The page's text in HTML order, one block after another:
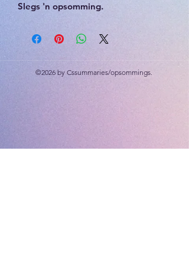
Slegs 'n opsomming.
Die planeet Aarde, Die Son, ander
planete, Die Maan
©2026 by Cssummaries/opsommings.